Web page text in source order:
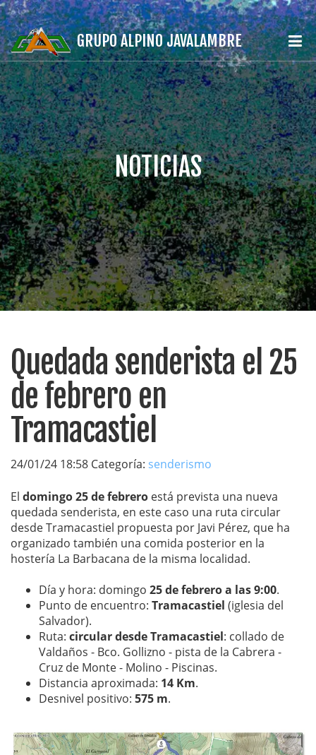
GRUPO ALPINO JAVALAMBRE
NOTICIAS
Quedada senderista el 25
de febrero en
Tramacastiel
24/01/24 18:58 Categoría: senderismo
El domingo 25 de febrero está prevista una nueva
quedada senderista, en este caso una ruta circular
desde Tramacastiel propuesta por Javi Pérez, que ha
organizado también una comida posterior en la
hostería La Barbacana de la misma localidad.
Día y hora: domingo 25 de febrero a las 9:00.
Punto de encuentro: Tramacastiel (iglesia del
Salvador).
Ruta: circular desde Tramacastiel: collado de
Valdaños - Bco. Gollizno - pista de la Cabrera -
Cruz de Monte - Molino - Piscinas.
Distancia aproximada: 14 Km.
Desnivel positivo: 575 m.